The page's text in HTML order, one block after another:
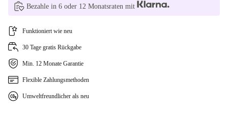
Bezahle in 6 oder 12 Monatsraten mit
Funktioniert wie neu
30 Tage gratis Rückgabe
Min. 12 Monate Garantie
Flexible Zahlungsmethoden
Umweltfreundlicher als neu